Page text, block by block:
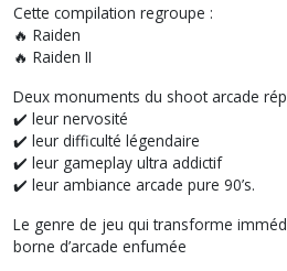
Cette compilation regroupe :
🔥 Raiden
🔥 Raiden II
Deux monuments du shoot arcade
✔️ leur nervosité
✔️ leur difficulté légendaire
✔️ leur gameplay ultra addictif
✔️ leur ambiance arcade pure 90’s.
Le genre de jeu qui transforme
borne d’arcade enfumée